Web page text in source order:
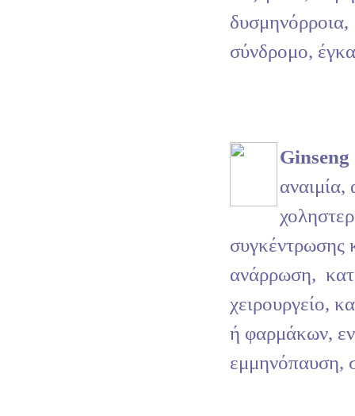
δυσμηνόρροια,
σύνδρομο,
Ginseng
αναιμία,
συγκέντρωσης
ανάρρωση,
χειρουργείο,
ή φαρμάκων,
εμμηνόπαυση,